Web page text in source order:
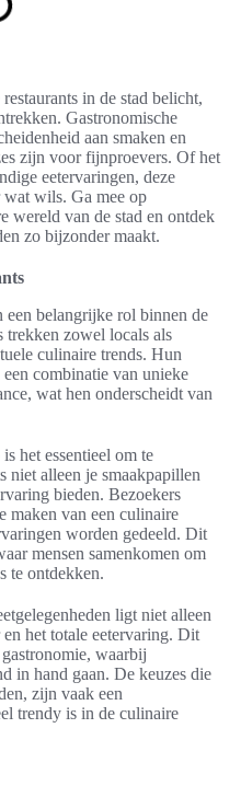
in de stad belicht,
Gastronomische
aan smaken en
zijn voor fijnproevers. Of het
eetervaringen, deze
wat wils. Ga mee op
wereld van de stad en ontdek
zo bijzonder maakt.
een belangrijke rol binnen de
trekken zowel locals als
culinaire trends. Hun
combinatie van unieke
wat hen onderscheidt van
het essentieel om te
niet alleen je smaakpapillen
bieden. Bezoekers
maken van een culinaire
worden gedeeld. Dit
mensen samenkomen om
te ontdekken.
ligt niet alleen
het totale eetervaring. Dit
waarbij
in hand gaan. De keuzes die
zijn vaak een
trendy is in de culinaire